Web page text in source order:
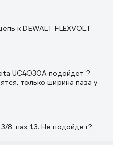
к DEWALT FLEXVOLT
UC4030A подойдет ?
только ширина паза у
8. паз 1,3. Не подойдет?